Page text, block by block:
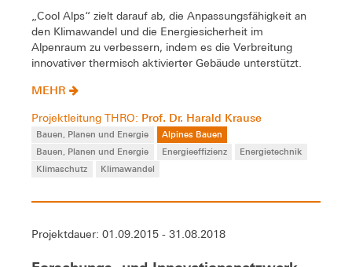
„Cool Alps“ zielt darauf ab, die Anpassungsfähigkeit an
den Klimawandel und die Energiesicherheit im
Alpenraum zu verbessern, indem es die Verbreitung
innovativer thermisch aktivierter Gebäude unterstützt.
MEHR
Projektleitung THRO: Prof. Dr. Harald Krause
Bauen, Planen und Energie
Alpines Bauen
Bauen, Planen und Energie
Energieeffizienz
Energietechnik
Klimaschutz
Klimawandel
Projektdauer: 01.09.2015 - 31.08.2018